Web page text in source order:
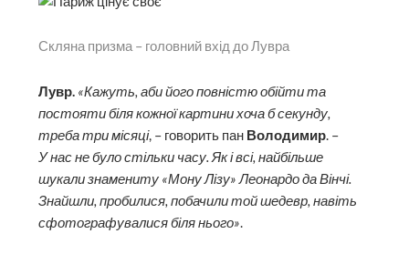
Скляна призма – головний вхід до Лувра
Лувр. «Кажуть, аби його пов­ністю обійти та
постояти біля кожної картини хоча б секунду,
треба три місяці, – говорить пан Володимир. –
У нас не було стільки часу. Як і всі, найбільше
шукали знамениту «Мону Лізу» Леонардо да Вінчі.
Знайшли, пробилися, побачили той шедевр, навіть
сфотографувалися біля нього».